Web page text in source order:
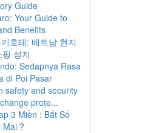
Guide
Your Guide to
Benefits
호테: 베트남 현지
성지
Sedapnya Rasa
di Poi Pasar
safety and security
prote...
3 Miền : Bắt Số
Mai ?